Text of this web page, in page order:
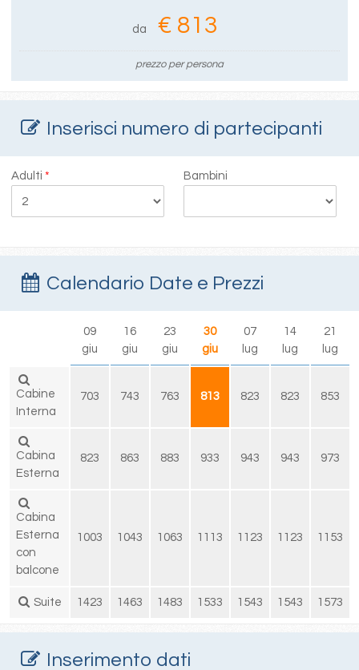
da € 813
prezzo per persona
Inserisci numero di partecipanti
Adulti* Bambini
Calendario Date e Prezzi
09
giu
16
giu
23
giu
30
giu
07
lug
14
lug
21
lug
Cabine
Interna
703 743 763 813 823 823 853
Cabina
Esterna
823 863 883 933 943 943 973
Cabina
Esterna
con
balcone
1003 1043 1063 1113 1123 1123 1153
Suite 1423 1463 1483 1533 1543 1543 1573
Inserimento dati